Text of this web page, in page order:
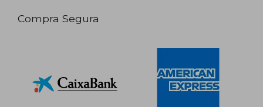
Compra Segura